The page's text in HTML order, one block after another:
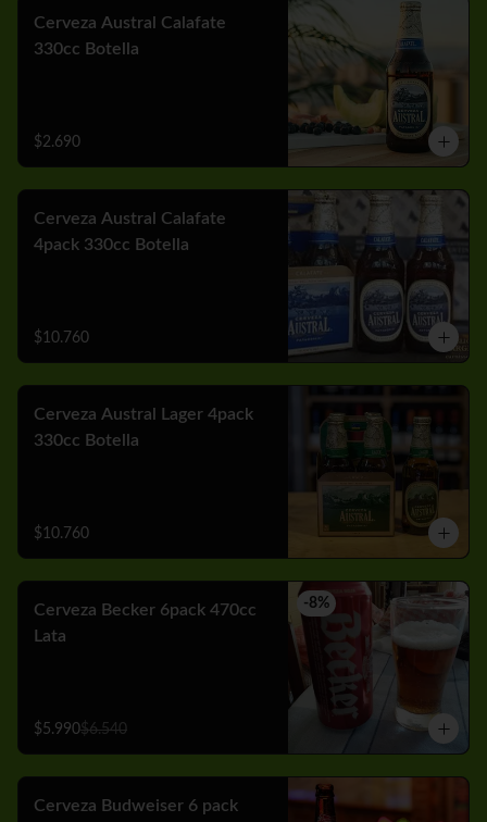
Cerveza Austral Calafate
330cc Botella
$2.690
Cerveza Austral Calafate
4pack 330cc Botella
$10.760
Cerveza Austral Lager 4pack
330cc Botella
$10.760
-8%
Cerveza Becker 6pack 470cc
Lata
$5.990$6.540
Cerveza Budweiser 6 pack